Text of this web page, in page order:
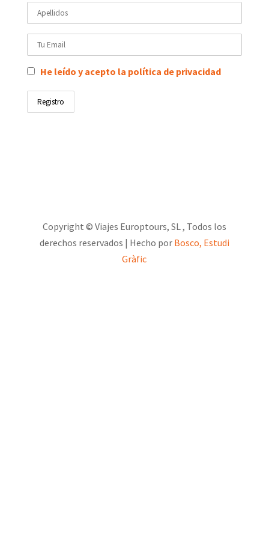
He leído y acepto la política de privacidad
Copyright © Viajes Europtours, SL, Todos los
derechos reservados | Hecho por Bosco, Estudi
Gràfic